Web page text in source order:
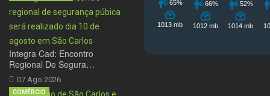
Integra Cad: Encontro
Regional De Segura…
07 Ago 2026
COMÉRCIO